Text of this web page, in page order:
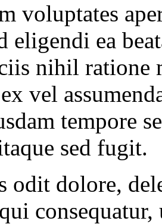
voluptates
eligendi ea
nihil ratione
vel
tempore
sed fugit.
odit dolore,